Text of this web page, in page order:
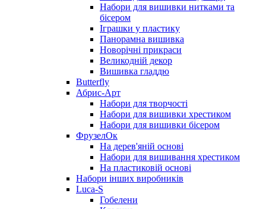
Набори для вишивки нитками та
бісером
Іграшки у пластику
Панорамна вишивка
Новорічні прикраси
Великодній декор
Вишивка гладдю
Butterfly
Абрис-Арт
Набори для творчості
Набори для вишивки хрестиком
Набори для вишивки бісером
ФрузелОк
На дерев'яній основі
Набори для вишивання хрестиком
На пластиковій основі
Набори інших виробників
Luca-S
Гобелени